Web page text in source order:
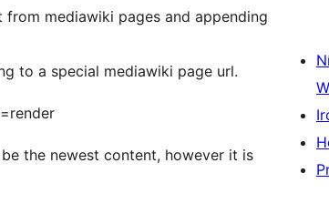
mediawiki pages and appending
to a special mediawiki page url.
the newest content, however it is